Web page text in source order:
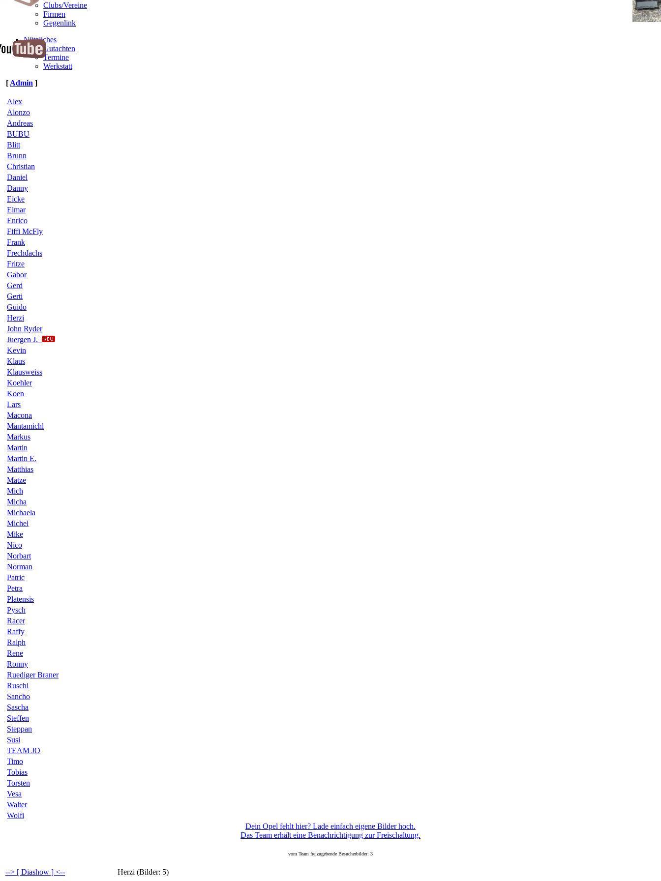
Clubs/Vereine
Firmen
Gegenlink
Nützliches
Gutachten
Termine
Werkstatt
[ Admin ]
Alex
Alonzo
Andreas
BUBU
Blitt
Brunn
Christian
Daniel
Danny
Eicke
Elmar
Enrico
Fiffi McFly
Frank
Frechdachs
Fritze
Gabor
Gerd
Gerti
Guido
Herzi
John Ryder
Juergen J.
Kevin
Klaus
Klausweiss
Koehler
Koen
Lars
Macona
Mantamichl
Markus
Martin
Martin E.
Matthias
Matze
Mich
Micha
Michaela
Michel
Mike
Nico
Norbart
Norman
Patric
Petra
Platensis
Pysch
Racer
Raffy
Ralph
Rene
Ronny
Ruediger Braner
Ruschi
Sancho
Sascha
Steffen
Steppan
Susi
TEAM JO
Timo
Tobias
Torsten
Vesa
Walter
Wolfi
Dein Opel fehlt hier? Lade einfach eigene Bilder hoch.
Das Team erhält eine Benachrichtigung zur Freischaltung.
vom Team freizugebende Besucherbilder: 3
Herzi (Bilder: 5)
--> [ Diashow ] <--